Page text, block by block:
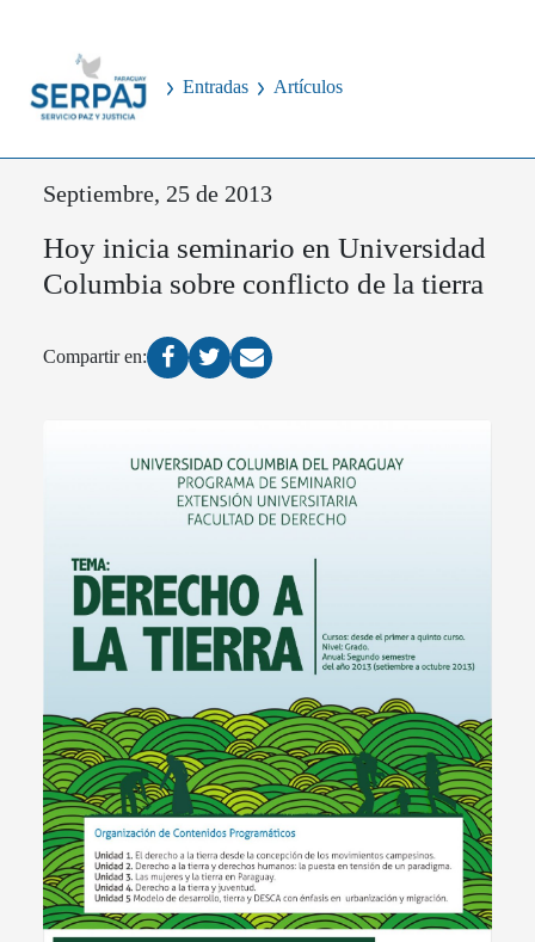
Entradas Artículos
Septiembre, 25 de 2013
Hoy inicia seminario en Universidad
Columbia sobre conflicto de la tierra
Compartir en: